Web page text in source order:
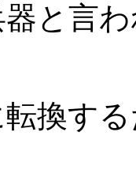
と言
換す